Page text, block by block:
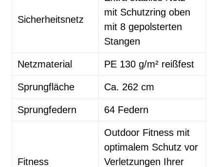
Sicherheitsnetz
mit Schutzring oben
mit 8 gepolsterten
Stangen
Netzmaterial PE 130 g/m² reißfest
Sprungfläche Ca. 262 cm
Sprungfedern 64 Federn
Fitness
Outdoor Fitness mit
optimalem Schutz vor
Verletzungen Ihrer